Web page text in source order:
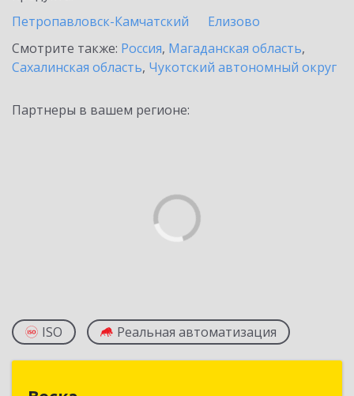
Петропавловск-Камчатский
Елизово
Смотрите также: Россия, Магаданская область,
Сахалинская область, Чукотский автономный округ
Партнеры в вашем регионе:
ISO Реальная автоматизация